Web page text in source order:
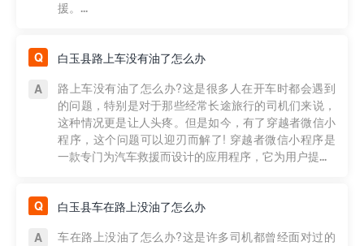
援。...
白玉县路上车没有油了怎么办
路上车没有油了怎么办?这是很多人在开车时都会遇到
的问题，特别是对于那些经常长途旅行的司机们来说，
这种情况更是让人头疼。但是如今，有了穿越者微信小
程序，这个问题可以迎刃而解了! 穿越者微信小程序是
一款专门为汽车救援而设计的应用程序，它为用户提...
白玉县车在路上没油了怎么办
车在路上没油了怎么办?这是许多司机都曾经面对过的